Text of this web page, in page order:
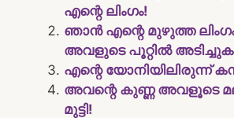
എന്റെ ലിംഗം!
ഞാന്‍ എന്റെ മുഴുത്ത
അവളുടെ പൂറ്റില്‍
എന്റെ യോനിയിലിരുന്ന്
അവന്റെ കുണ്ണ അവളൂടെ
മുട്ടി!